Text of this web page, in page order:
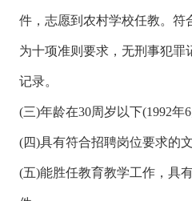
件，志愿到农村学校任教。符
为十项准则要求，无刑事犯罪
记录。
(三)年龄在30周岁以下(1992年
(四)具有符合招聘岗位要求的
(五)能胜任教育教学工作，具